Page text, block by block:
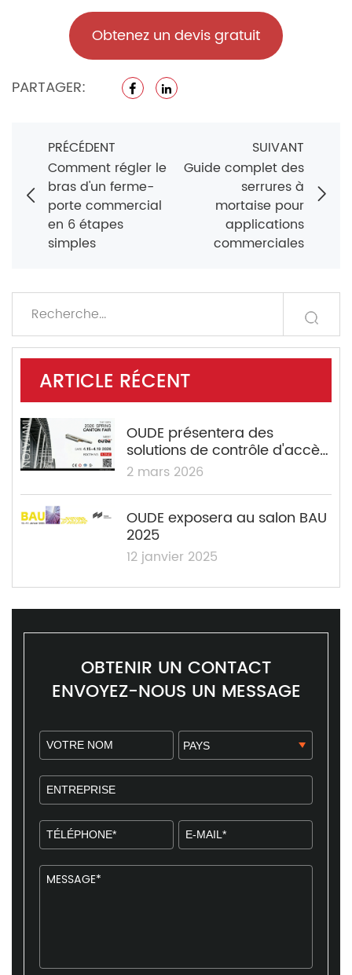
Obtenez un devis gratuit
PARTAGER:
PRÉCÉDENT
Comment régler le
bras d'un ferme-
porte commercial
en 6 étapes
simples
SUIVANT
Guide complet des
serrures à
mortaise pour
applications
commerciales
ARTICLE RÉCENT
OUDE présentera des
solutions de contrôle d'accès
certifiées ANSI Grade 1 et UL à
2 mars 2026
OUDE exposera au salon BAU
2025
12 janvier 2025
OBTENIR UN CONTACT
ENVOYEZ-NOUS UN MESSAGE